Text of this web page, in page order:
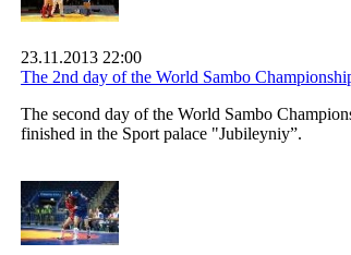
23.11.2013 22:00
The 2nd day of the World Sambo
The second day of the World Sambo
finished in the Sport palace "Jubileyniy”.